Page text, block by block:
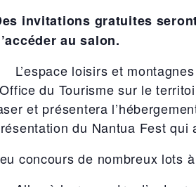
invitations gratuites
au salon.
L’espace loisirs et
du Tourisme sur le
et présentera
du Nantua Fest
concours de nombreux lots